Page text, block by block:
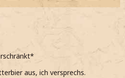
aus, ich versprechs.